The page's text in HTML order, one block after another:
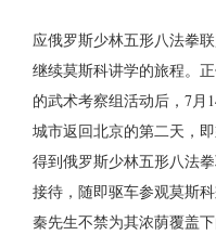
应俄罗斯少林五形八法拳
继续莫斯科讲学的旅程。
的武术考察组活动后，7月
城市返回北京的第二天，
得到俄罗斯少林五形八法
接待，随即驱车参观莫斯
秦先生不禁为其浓荫覆盖